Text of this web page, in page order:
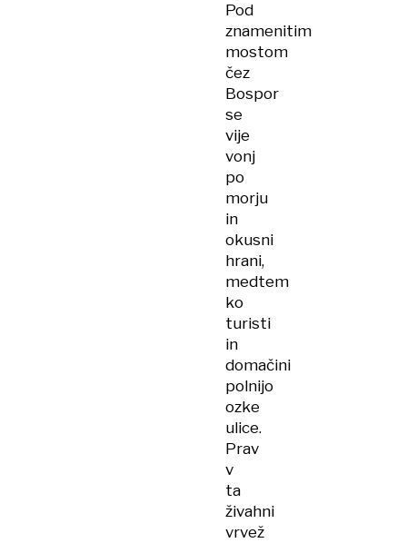
Pod
znamenitim
mostom
čez
Bospor
se
vije
vonj
po
morju
in
okusni
hrani,
medtem
ko
turisti
in
domačini
polnijo
ozke
ulice.
Prav
v
ta
živahni
vrvež